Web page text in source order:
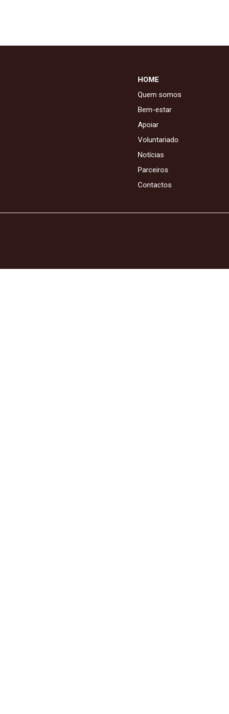
HOME
Quem somos
Bem-estar
Apoiar
Voluntariado
Notícias
Parceiros
Contactos